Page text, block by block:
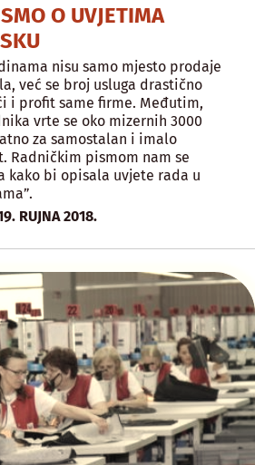
O UVJETIMA
nisu samo mjesto prodaje
već se broj usluga drastično
i profit same firme. Međutim,
vrte se oko mizernih 3000
za samostalan i imalo
Radničkim pismom nam se
kako bi opisala uvjete rada u
RUJNA 2018.